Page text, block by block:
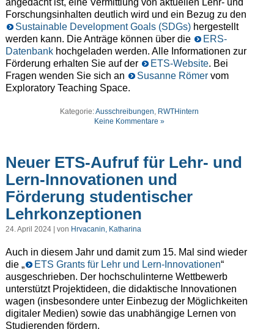
Forschungsinhalten deutlich wird und ein Bezug zu den
Sustainable Development Goals (SDGs)hergestellt
werden kann. Die Anträge können über die
ERS-
Datenbankhochgeladen werden. Alle Informationen zur
Förderung erhalten Sie auf der
ETS-Website. Bei
Fragen wenden Sie sich an
Susanne Römervom
Exploratory Teaching Space.
Kategorie:Ausschreibungen, RWTHintern
Keine Kommentare »
Neuer ETS-Aufruf für Lehr- und
Lern-Innovationen und
Förderung studentischer
Lehrkonzeptionen
24. April 2024 | von Hrvacanin, Katharina
Auch in diesem Jahr und damit zum 15. Mal sind wieder
die „
ETS Grants für Lehr und Lern-Innovationen“
ausgeschrieben. Der hochschulinterne Wettbewerb
unterstützt Projektideen, die didaktische Innovationen
wagen (insbesondere unter Einbezug der Möglichkeiten
digitaler Medien) sowie das unabhängige Lernen von
Studierenden fördern.